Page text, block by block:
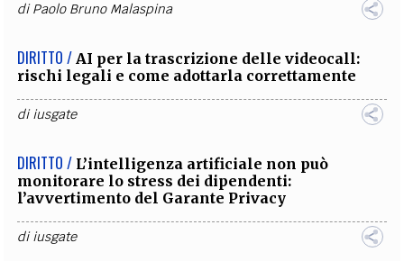
diPaolo Bruno Malaspina
DIRITTO / AI per la trascrizione delle videocall:
rischi legali e come adottarla correttamente
diiusgate
DIRITTO / L’intelligenza artificiale non può
monitorare lo stress dei dipendenti:
l’avvertimento del Garante Privacy
diiusgate